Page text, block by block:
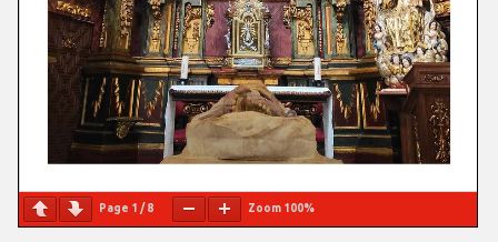
Page 1 /8 Zoom 100%